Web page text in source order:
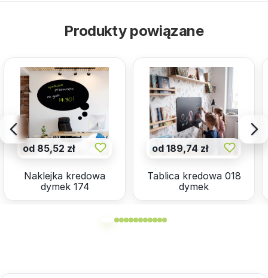
Produkty powiązane
od 85,52 zł
Naklejka kredowa
dymek 174
od 189,74 zł
Tablica kredowa 018
dymek